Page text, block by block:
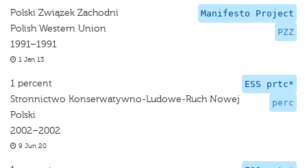
Manifesto Project
PZZ
Polski Związek Zachodni
Polish Western Union
1991–1991
1 Jan 13
ESS prtc*
perc
1 percent
Stronnictwo Konserwatywno-Ludowe-Ruch Nowej
Polski
2002–2002
9 Jun 20